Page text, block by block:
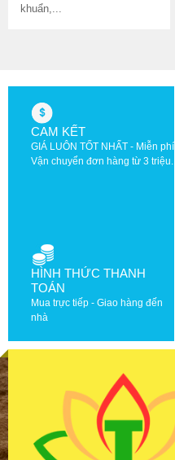
khuẩn,...
CAM KẾT
GIÁ LUÔN TỐT NHẤT - Miễn phí
Vận chuyển đơn hàng từ 3 triệu.
HÌNH THỨC THANH
TOÁN
Mua trực tiếp - Giao hàng đến
nhà